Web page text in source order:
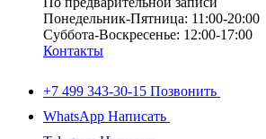
Понедельник-Пятница: 11:00-20:00
Суббота-Bоcкресенье: 12:00-17:00
Контакты
+7 499 343-30-15 Позвонить
WhatsApp Написать